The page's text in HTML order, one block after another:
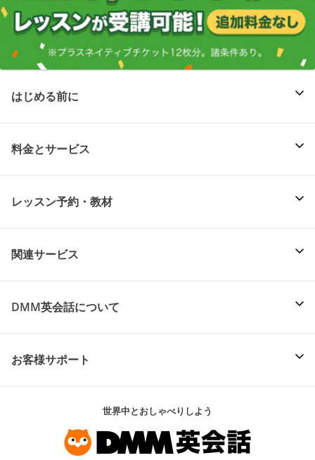
はじめる前に
料金とサービス
レッスン予約・教材
関連サービス
DMM英会話について
お客様サポート
世界中とおしゃべりしよう